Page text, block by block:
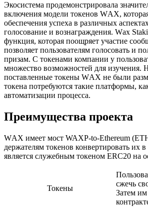
Экосистема продемонстрировала
включения модели токенов WАX,
обеспечения успеха в различных
голосование и вознаграждения. Wаx
функция, которая поощряет участие
позволяет пользователям голосовать и
призам. С токенами компании у
множество возможностей для изучения.
поставленные токены WАX не были
токена потребуются такие платформы,
автоматизации процесса.
Преимущества проекта
WАX имеет мост WAXP-to-Ethereum
держателям токенов конвертировать их
является служебным токеном ERC20 на
Токены
сжечь
Затем